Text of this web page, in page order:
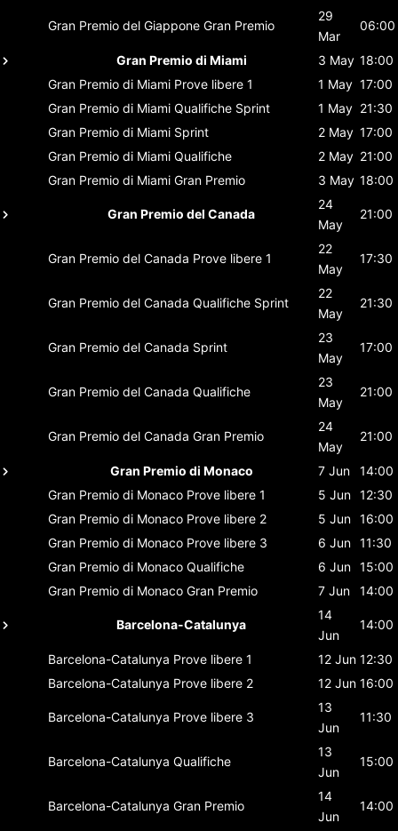
Gran Premio del Giappone Gran Premio
29
Mar
06:00
Gran Premio di Miami 3 May 18:00
Gran Premio di Miami Prove libere 1 1 May 17:00
Gran Premio di Miami Qualifiche Sprint 1 May 21:30
Gran Premio di Miami Sprint 2 May 17:00
Gran Premio di Miami Qualifiche 2 May 21:00
Gran Premio di Miami Gran Premio 3 May 18:00
Gran Premio del Canada
24
May
21:00
Gran Premio del Canada Prove libere 1
22
May
17:30
Gran Premio del Canada Qualifiche Sprint
22
May
21:30
Gran Premio del Canada Sprint
23
May
17:00
Gran Premio del Canada Qualifiche
23
May
21:00
Gran Premio del Canada Gran Premio
24
May
21:00
Gran Premio di Monaco 7 Jun
14:00
Gran Premio di Monaco Prove libere 1 5 Jun 12:30
Gran Premio di Monaco Prove libere 2 5 Jun 16:00
Gran Premio di Monaco Prove libere 3 6 Jun 11:30
Gran Premio di Monaco Qualifiche 6 Jun 15:00
Gran Premio di Monaco Gran Premio 7 Jun 14:00
Barcelona-Catalunya
14
Jun
14:00
Barcelona-Catalunya Prove libere 1 12 Jun 12:30
Barcelona-Catalunya Prove libere 2 12 Jun 16:00
Barcelona-Catalunya Prove libere 3
13
Jun
11:30
Barcelona-Catalunya Qualifiche
13
Jun
15:00
Barcelona-Catalunya Gran Premio
14
Jun
14:00